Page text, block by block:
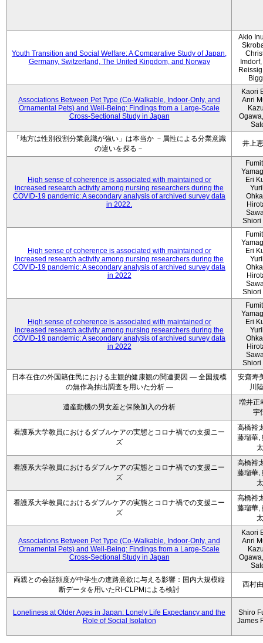
Youth Transition and Social Welfare: A Comparative Study of Japan,
Germany, Switzerland, The United Kingdom, and Norway
Akio
Associations Between Pet Type (Co-Walkable, Indoor-Only, and
Ornamental Pets) and Well-Being: Findings from a Large-Scale
Cross-Sectional Study in Japan
Kaori
Anri
「地方は性別役割分業意識が強い」は本当か －属性による分業意識
の違いを探る－
井上
High sense of coherence is associated with maintained or
increased research activity among nursing researchers during the
COVID-19 pandemic: A secondary analysis of archived survey data
in 2022.
Eri
Shiori
High sense of coherence is associated with maintained or
increased research activity among nursing researchers during the
COVID-19 pandemic: A secondary analysis of archived survey data
in 2022
Eri
Shiori
High sense of coherence is associated with maintained or
increased research activity among nursing researchers during the
COVID-19 pandemic: A secondary analysis of archived survey data
in 2022
Eri
Shiori
日本在住の外国籍住民における主観的健康観の関連要因 ― 全国規模
の無作為抽出調査を用いた分析 ―
安齋寿
川
遺産動機の男女差と保険加入の分析
増井正
宇
看護系大学教員におけるダブルケアの実態とコロナ禍での支援ニー
ズ
高橋裕
藤瑠華,
太
看護系大学教員におけるダブルケアの実態とコロナ禍での支援ニー
ズ
高橋裕
藤瑠華,
太
看護系大学教員におけるダブルケアの実態とコロナ禍での支援ニー
ズ
高橋裕
藤瑠華,
太
Associations Between Pet Type (Co-Walkable, Indoor-Only, and
Ornamental Pets) and Well-Being: Findings from a Large-Scale
Cross-Sectional Study in Japan
Kaori
Anri
両親との会話頻度が中学生の進路意欲に与える影響：国内大規模縦
断データを用いたRI-CLPMによる検討
西村
Loneliness at Older Ages in Japan: Lonely Life Expectancy and the
Role of Social Isolation
Shiro
James